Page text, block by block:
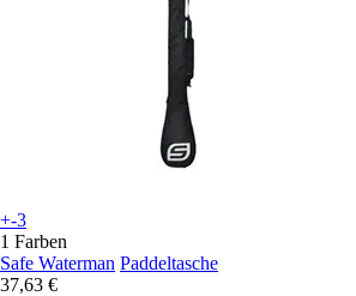
+-3
1 Farben
Safe Waterman Paddeltasche
37,63 €